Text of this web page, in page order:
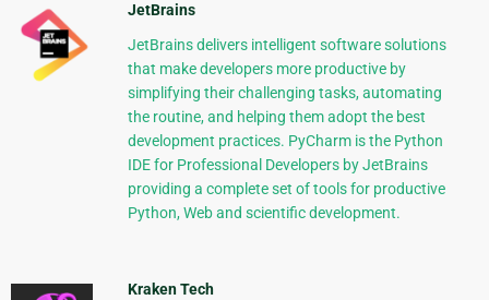
JetBrains
JetBrains delivers intelligent software solutions
that make developers more productive by
simplifying their challenging tasks, automating
the routine, and helping them adopt the best
development practices. PyCharm is the Python
IDE for Professional Developers by JetBrains
providing a complete set of tools for productive
Python, Web and scientific development.
Kraken Tech